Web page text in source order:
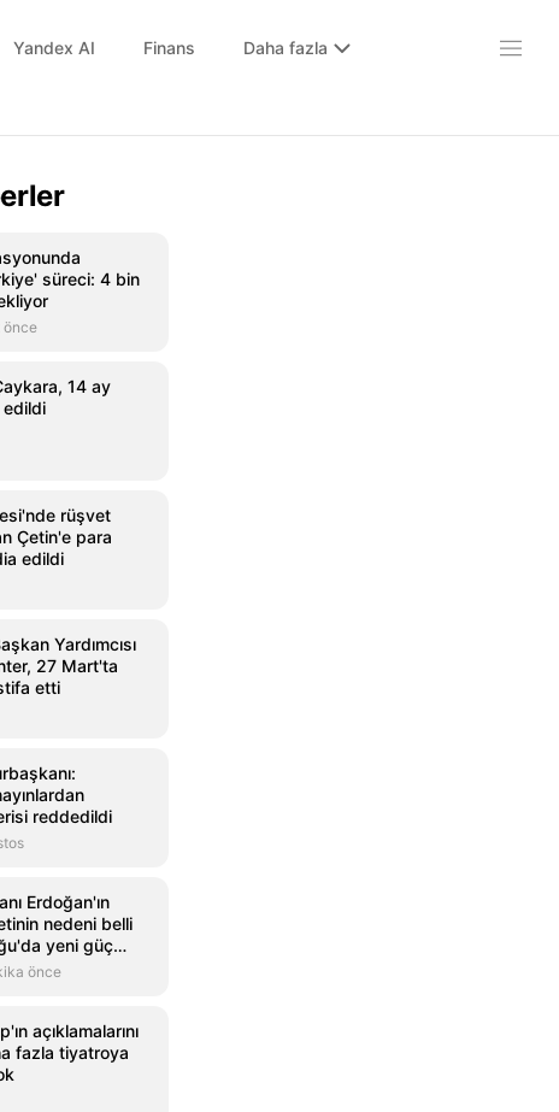
Yandex AI Finans Daha fazla
süreci: 4 bin
önce
14 ay
edildi
rüşvet
Çetin'e para
edildi
Yardımcısı
27 Mart'ta
etti
reddedildi
Erdoğan'ın
nedeni belli
yeni güç
önce
açıklamalarını
fazla tiyatroya